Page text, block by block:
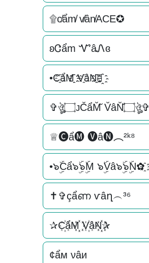
۩c̸ẩm̸ v̸ân̸ACE✪
ʚᏣẩm ᏉâᏁɞ
•C҈ẩM҈҈ V҈âN҈҈✿҈
✞ঔৣ۝ᴊC̆ẩM̆̆ V̆âN̆̆۝ঔৣ✞
♕🅒ẩ🅜 🅥â🅝︵²ᵏ⁸
•๖ۣۜCẩ๖ۣۜ๖ۣۜM ๖ۣۜVâ๖ۣۜ๖ۣۜN✿҈
✝✞çẩണ ѵâղ︵³⁶
✰C꙰ẩM꙰꙰ V꙰âN꙰꙰✰
¢ẩм νâи